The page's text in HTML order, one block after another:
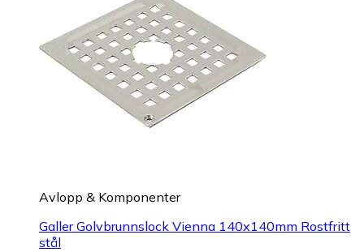
Avlopp & Komponenter
Galler Golvbrunnslock Vienna 140x140mm Rostfritt
stål